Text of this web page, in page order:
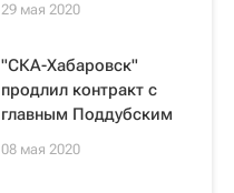
29 мая 2020
"СКА-Хабаровск"
продлил контракт с
главным Поддубским
08 мая 2020